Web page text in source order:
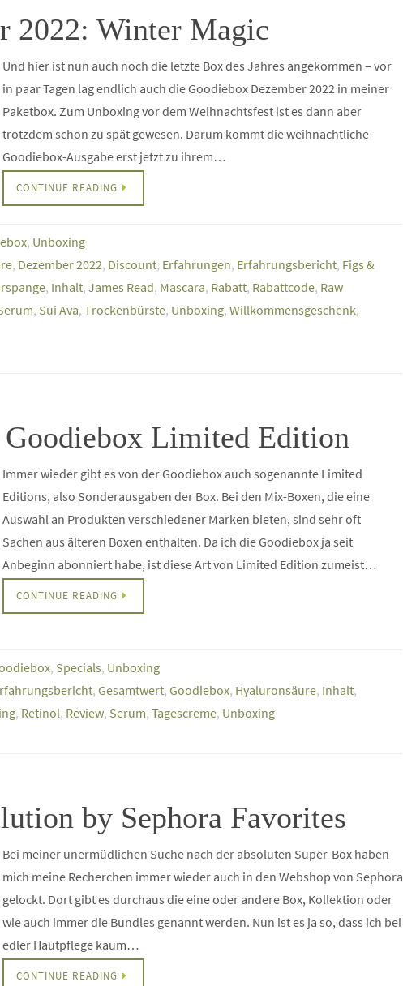
2022: Winter Magic
Und hier ist nun auch noch die letzte Box des Jahres angekommen – vor
in paar Tagen lag endlich auch die Goodiebox Dezember 2022 in meiner
Paketbox. Zum Unboxing vor dem Weihnachtsfest ist es dann aber
trotzdem schon zu spät gewesen. Darum kommt die weihnachtliche
Goodiebox-Ausgabe erst jetzt zu ihrem…
CONTINUE READING
, Unboxing
, Dezember 2022, Discount, Erfahrungen, Erfahrungsbericht, Figs &
, Inhalt, James Read, Mascara, Rabatt, Rabattcode, Raw
, Sui Ava, Trockenbürste, Unboxing, Willkommensgeschenk,
Limited Edition
Immer wieder gibt es von der Goodiebox auch sogenannte Limited
Editions, also Sonderausgaben der Box. Bei den Mix-Boxen, die eine
Auswahl an Produkten verschiedener Marken bieten, sind sehr oft
Sachen aus älteren Boxen enthalten. Da ich die Goodiebox ja seit
Anbeginn abonniert habe, ist diese Art von Limited Edition zumeist…
CONTINUE READING
, Specials, Unboxing
, Gesamtwert, Goodiebox, Hyaluronsäure, Inhalt,
, Retinol, Review, Serum, Tagescreme, Unboxing
by Sephora Favorites
Bei meiner unermüdlichen Suche nach der absoluten Super-Box haben
mich meine Recherchen immer wieder auch in den Webshop von Sephora
gelockt. Dort gibt es durchaus die eine oder andere Box, Kollektion oder
wie auch immer die Bundles genannt werden. Nun ist es ja so, dass ich bei
edler Hautpflege kaum…
CONTINUE READING